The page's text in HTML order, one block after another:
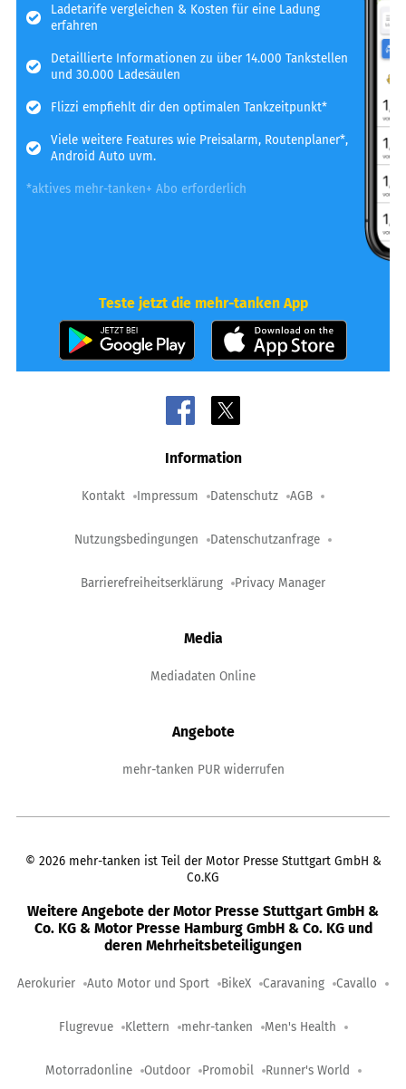
Ladetarife vergleichen & Kosten für eine Ladung
erfahren
Detaillierte Informationen zu über 14.000 Tankstellen
und 30.000 Ladesäulen
Flizzi empfiehlt dir den optimalen Tankzeitpunkt*
Viele weitere Features wie Preisalarm, Routenplaner*,
Android Auto uvm.
*aktives mehr-tanken+ Abo erforderlich
Teste jetzt die mehr-tanken App
Information
Kontakt Impressum Datenschutz AGB
Nutzungsbedingungen Datenschutzanfrage
Barrierefreiheitserklärung Privacy Manager
Media
Mediadaten Online
Angebote
mehr-tanken PUR widerrufen
© 2026 mehr-tanken ist Teil der Motor Presse Stuttgart GmbH &
Co.KG
Weitere Angebote der Motor Presse Stuttgart GmbH &
Co. KG & Motor Presse Hamburg GmbH & Co. KG und
deren Mehrheitsbeteiligungen
Aerokurier Auto Motor und Sport BikeX Caravaning Cavallo
Flugrevue Klettern mehr-tanken Men's Health
Motorradonline Outdoor Promobil Runner's World